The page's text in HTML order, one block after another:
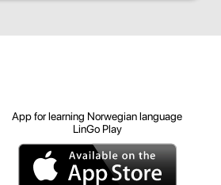
App for learning Norwegian language
LinGo Play